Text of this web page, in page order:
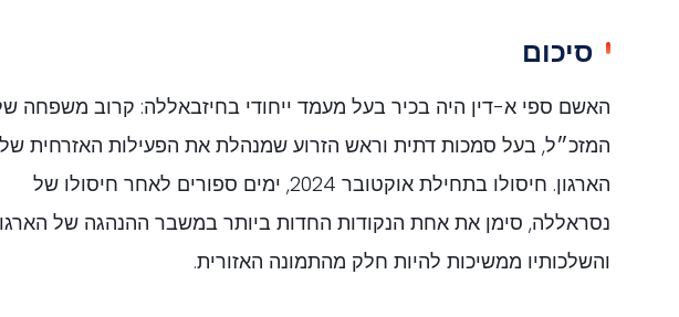
סיכום
האשם ספי א-דין היה בכיר בעל מעמד ייחודי בחיזבאללה: קרוב משפחה
המזכ״ל, בעל סמכות דתית וראש הזרוע שמנהלת את הפעילות האזרחית של
הארגון. חיסולו בתחילת אוקטובר 2024, ימים ספורים לאחר חיסולו של
נסראללה, סימן את אחת הנקודות החדות ביותר במשבר ההנהגה של
והשלכותיו ממשיכות להיות חלק מהתמונה האזורית.